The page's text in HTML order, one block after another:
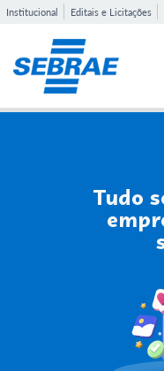
Institucional Editais e Licitações